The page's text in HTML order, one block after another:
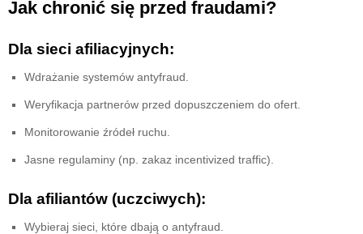
Jak chronić się przed fraudami?
Dla sieci afiliacyjnych:
Wdrażanie systemów antyfraud.
Weryfikacja partnerów przed dopuszczeniem do ofert.
Monitorowanie źródeł ruchu.
Jasne regulaminy (np. zakaz incentivized traffic).
Dla afiliantów (uczciwych):
Wybieraj sieci, które dbają o antyfraud.